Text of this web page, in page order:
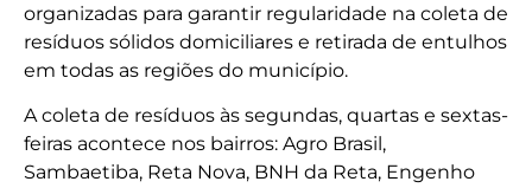
organizadas para garantir regularidade na coleta de
resíduos sólidos domiciliares e retirada de entulhos
em todas as regiões do município.
A coleta de resíduos às segundas, quartas e sextas-
feiras acontece nos bairros: Agro Brasil,
Sambaetiba, Reta Nova, BNH da Reta, Engenho